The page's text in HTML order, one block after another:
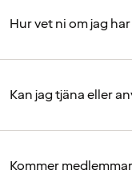
Hur vet ni om jag
Kan jag tjäna eller
Kommer